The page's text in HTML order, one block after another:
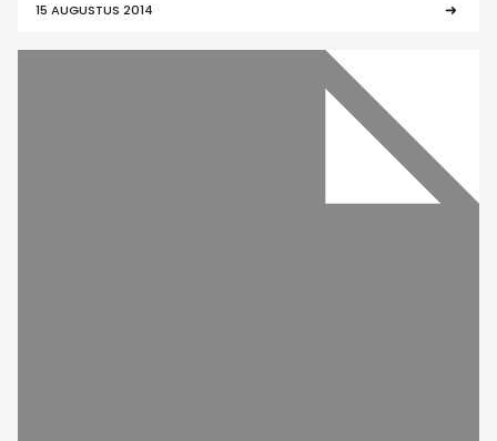
15 AUGUSTUS 2014